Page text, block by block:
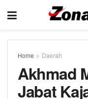
Home Daerah
Akhmad
Jabat